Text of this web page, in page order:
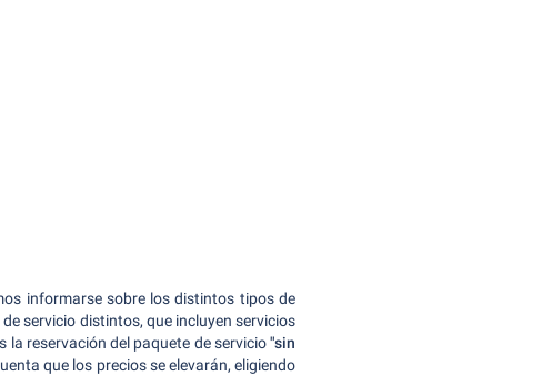
informarse sobre los distintos tipos de
servicio distintos, que incluyen servicios
reservación del paquete de servicio"sin
que los precios se elevarán, eligiendo